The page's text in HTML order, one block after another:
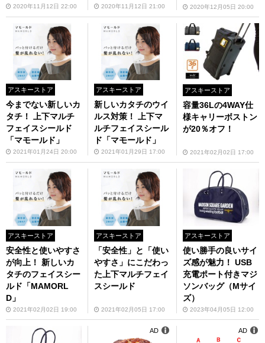
2020年11月12日 22:00 2020年11月12日 21:00 2020年12月05日 20:00
アスキーストア
今までない新しいカ
タチ！ 上下マルチ
フェイスシールド
「マモールド」
2021年01月24日 20:00
アスキーストア
新しいカタチのウイ
ルス対策！ 上下マ
ルチフェイスシール
ド「マモールド」
2021年01月29日 17:00
アスキーストア
容量36Lの4WAY仕
様キャリーボストン
が20％オフ！
2021年02月02日 17:00
アスキーストア
安全性と使いやすさ
が向上！ 新しいカ
タチのフェイスシー
ルド「MAMORL
D」
2021年02月02日 19:00
アスキーストア
「安全性」と「使い
やすさ」にこだわっ
た上下マルチフェイ
スシールド
2021年02月05日 17:00
アスキーストア
使い勝手の良いサイ
ズ感が魅力！ USB
充電ポート付きマジ
ソンバッグ（Mサイ
ズ）
2023年04月05日 12:00
AD AD